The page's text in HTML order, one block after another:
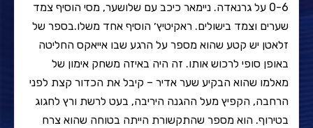
0-6 על גרנאדה. ניימאר כיכב עם שלושער, מסי הוסיף צמד
שערים וצמד בישולים. ראקיטיץ׳ הוסיף אחד משלו.בספר של
זלאטן יש קטע שהוא מספר על הרגע שבו אייאקס החליטה
באופן סופי לרכוש אותו. זה היה באיזה משחק אימון של
מאלמו שהוא הבקיע שער אדיר – קיבל את הכדור קצת לפני
הרחבה, הקפיץ מעל ההגנה היריבה, בעט לרשת ורץ לחגוג
בטירוף. הוא מספר שהתקשורת הייתה בטוחה שהוא צרח